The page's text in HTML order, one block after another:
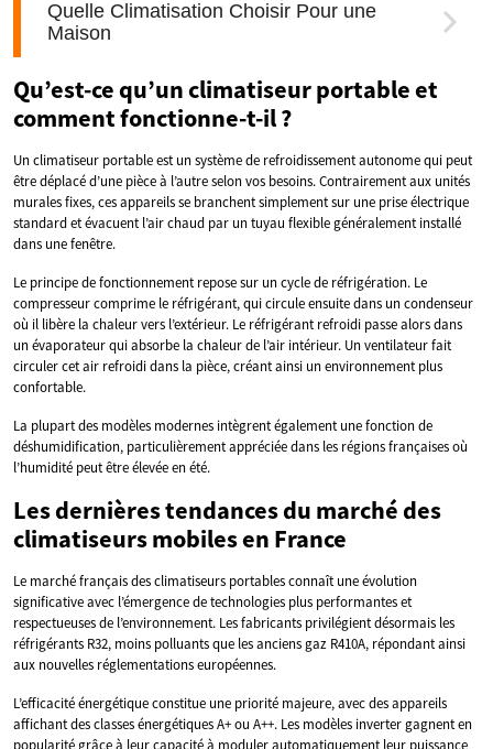
Qu’est-ce qu’un climatiseur portable et
comment fonctionne-t-il ?
Un climatiseur portable est un système de refroidissement autonome qui peut
être déplacé d’une pièce à l’autre selon vos besoins. Contrairement aux unités
murales fixes, ces appareils se branchent simplement sur une prise électrique
standard et évacuent l’air chaud par un tuyau flexible généralement installé
dans une fenêtre.
Le principe de fonctionnement repose sur un cycle de réfrigération. Le
compresseur comprime le réfrigérant, qui circule ensuite dans un condenseur
où il libère la chaleur vers l’extérieur. Le réfrigérant refroidi passe alors dans
un évaporateur qui absorbe la chaleur de l’air intérieur. Un ventilateur fait
circuler cet air refroidi dans la pièce, créant ainsi un environnement plus
confortable.
La plupart des modèles modernes intègrent également une fonction de
déshumidification, particulièrement appréciée dans les régions françaises où
l’humidité peut être élevée en été.
Les dernières tendances du marché des
climatiseurs mobiles en France
Le marché français des climatiseurs portables connaît une évolution
significative avec l’émergence de technologies plus performantes et
respectueuses de l’environnement. Les fabricants privilégient désormais les
réfrigérants R32, moins polluants que les anciens gaz R410A, répondant ainsi
aux nouvelles réglementations européennes.
L’efficacité énergétique constitue une priorité majeure, avec des appareils
affichant des classes énergétiques A+ ou A++. Les modèles inverter gagnent en
popularité grâce à leur capacité à moduler automatiquement leur puissance